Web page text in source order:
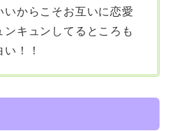
からこそお互いに恋愛
キュンしてるところも
！！